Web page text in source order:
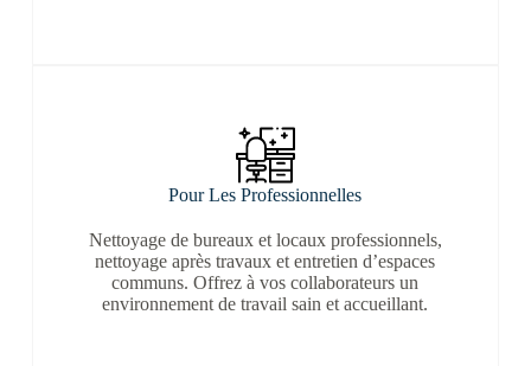
Pour Les Professionnelles
Nettoyage de bureaux et locaux professionnels,
nettoyage après travaux et entretien d’espaces
communs. Offrez à vos collaborateurs un
environnement de travail sain et accueillant.